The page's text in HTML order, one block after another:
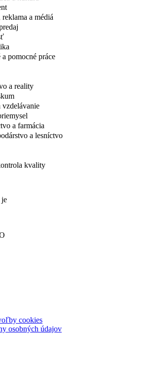
a médiá
a pomocné práce
a reality
a farmácia
a lesníctvo
kvality
cookies
osobných údajov